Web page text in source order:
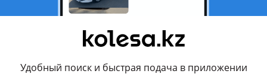
Удобный поиск и быстрая подача в приложении
Toyota Sequoia
рестайлинг, 2008 - 2017 2 поколение (K6), 2017 - 2022 2
поколение рестайлинг (K6)
Toyota Tundra